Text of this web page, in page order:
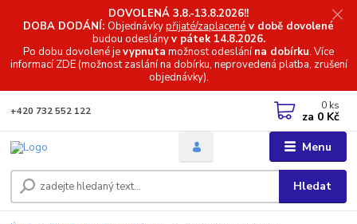
DOVOLENÁ 3.8.-13.8.2026!!
DOBA DODÁNÍ: Objednávkypřijaté/zaplacené v době dovolené
budou odeslányv pátek 14.8.2026.
Po dobu dovolené jevypnuta možnost odeslánína dobírku. Více
informacíZDE (možnost zaslání na dobírku, neprovedená platba, zrušení
objednávky).
Menu
Hledat
+420 732 552 122 0 ks
za 0 Kč